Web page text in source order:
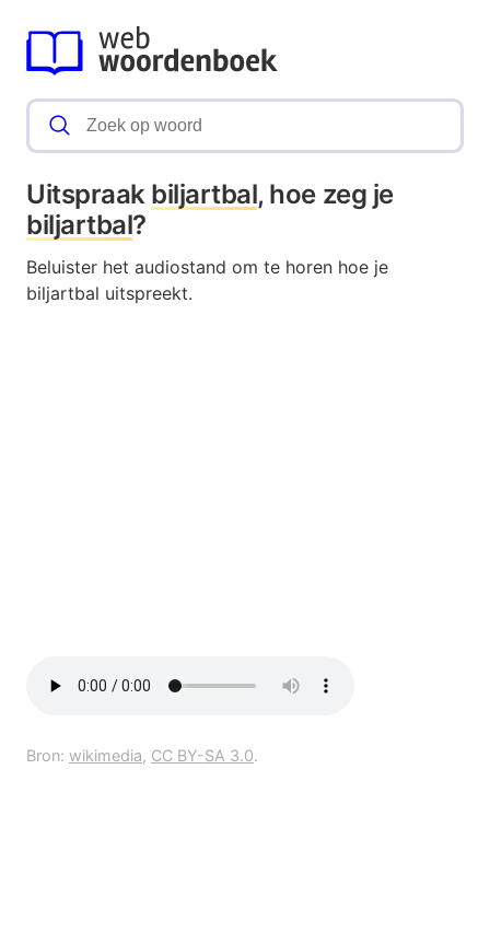
Uitspraak biljartbal, hoe zeg je
biljartbal?
Beluister het audiostand om te horen hoe je
biljartbal uitspreekt.
Bron: wikimedia, CC BY-SA 3.0.